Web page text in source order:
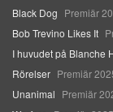
Black Dog Premiär
Bob Trevino Likes It
I huvudet på Blanche
Rörelser Premiär
Unanimal Premiär